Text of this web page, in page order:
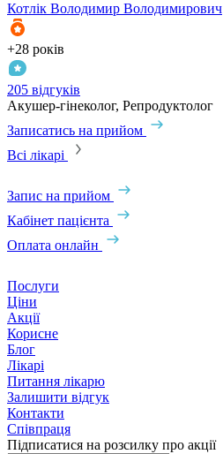
Котлік Володимир Володимирович
+28 років
205 відгуків
Акушер-гінеколог, Репродуктолог
Записатись на прийом
Всі лікарі
Запис на прийом
Кабінет пацієнта
Оплата онлайн
Послуги
Ціни
Акції
Корисне
Блог
Лікарі
Питання лікарю
Залишити відгук
Контакти
Співпраця
Підписатися на розсилку про акції